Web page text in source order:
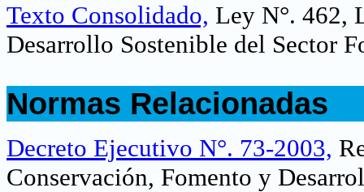
Texto Consolidado, Ley N°. 462,
Desarrollo Sostenible del Sector
Normas Relacionadas
Decreto Ejecutivo N°. 73-2003,
Conservación, Fomento y